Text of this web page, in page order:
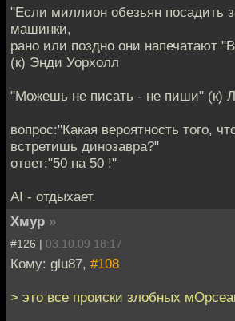
"Если миллион обезьян посадить
машинки,
рано или поздно они напечатают
(к) Энди Уорхолл
"Можешь не писать - не пиши" (к)
вопрос:"Какая вероятность того,
встретишь динозавра?"
ответ:"50 на 50 !"
AI - отдыхает.
Хмур »
#126 | 03.10.09 18:17
Кому: glu87, #108
> это все происки злобных